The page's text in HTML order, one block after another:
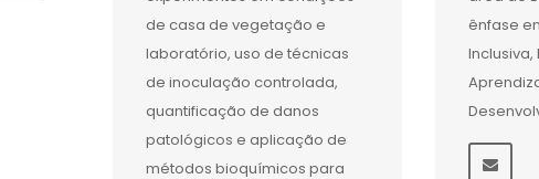
de casa de vegetação e
laboratório, uso de técnicas
de inoculação controlada,
quantificação de danos
patológicos e aplicação de
métodos bioquímicos para
ênfase